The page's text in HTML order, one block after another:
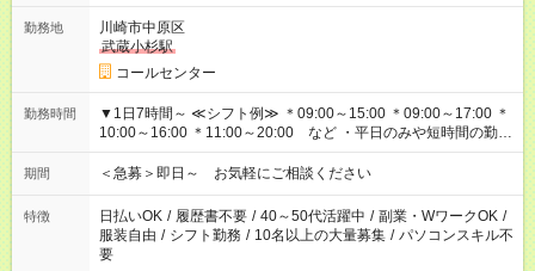
勤務地
川崎市中原区
武蔵小杉駅
コールセンター
勤務時間
▼1日7時間～ ≪シフト例≫ ＊09:00～15:00 ＊09:00～17:00 ＊
10:00～16:00 ＊11:00～20:00 など ・平日のみや短時間の勤務
もOK！ ・働き方はお気軽にご相談下さい
期間 ＜急募＞即日～ お気軽にご相談ください
特徴 日払いOK / 履歴書不要 / 40～50代活躍中 / 副業・WワークOK /
服装自由 / シフト勤務 / 10名以上の大量募集 / パソコンスキル不
要